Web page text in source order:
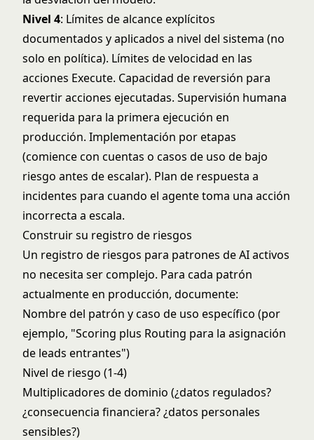
Nivel 4: Límites de alcance explícitos
documentados y aplicados a nivel del sistema (no
solo en política). Límites de velocidad en las
acciones Execute. Capacidad de reversión para
revertir acciones ejecutadas. Supervisión humana
requerida para la primera ejecución en
producción. Implementación por etapas
(comience con cuentas o casos de uso de bajo
riesgo antes de escalar). Plan de respuesta a
incidentes para cuando el agente toma una acción
incorrecta a escala.
Construir su registro de riesgos
Un registro de riesgos para patrones de AI activos
no necesita ser complejo. Para cada patrón
actualmente en producción, documente:
Nombre del patrón y caso de uso específico (por
ejemplo, "Scoring plus Routing para la asignación
de leads entrantes")
Nivel de riesgo (1-4)
Multiplicadores de dominio (¿datos regulados?
¿consecuencia financiera? ¿datos personales
sensibles?)